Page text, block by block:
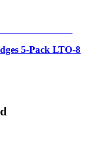
5-Pack LTO-8